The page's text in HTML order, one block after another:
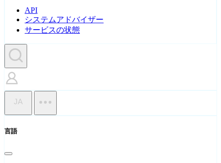
API
システムアドバイザー
サービスの状態
JA
言語